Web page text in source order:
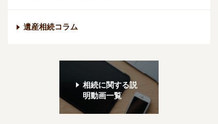
遺産相続コラム
相続に関する説
明動画一覧